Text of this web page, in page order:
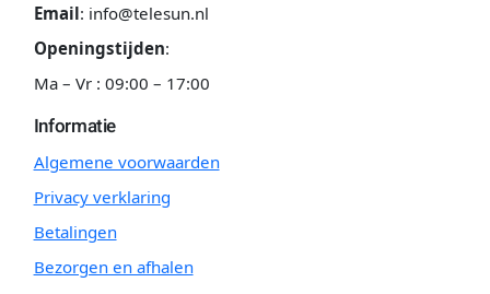
Email: info@telesun.nl
Openingstijden:
Ma – Vr : 09:00 – 17:00
Informatie
Algemene voorwaarden
Privacy verklaring
Betalingen
Bezorgen en afhalen